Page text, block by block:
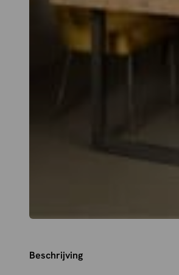
Beschrijving